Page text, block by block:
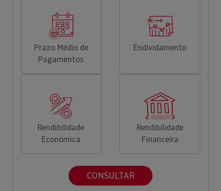
Prazo Médio de
Pagamentos
Endividamento
Rendibilidade
Económica
Rendibilidade
Financeira
CONSULTAR